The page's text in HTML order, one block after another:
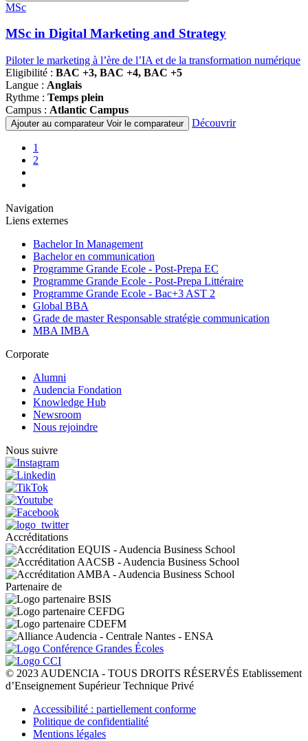
Famille
programmes
MSc
MSc in Digital Marketing and Strategy
Piloter le marketing à l’ère de l’IA et de la transformation numérique
Eligibilité : BAC +3, BAC +4, BAC +5
Langue : Anglais
Rythme : Temps plein
Campus : Atlantic Campus
Ajouter au comparateur Voir le comparateur Découvrir
Pagination
Page
courante
1
Page
2
Navigation
Liens externes
Bachelor In Management
Bachelor en communication
Programme Grande Ecole - Post-Prepa EC
Programme Grande Ecole - Post-Prepa Littéraire
Programme Grande Ecole - Bac+3 AST 2
Global BBA
Grade de master Responsable stratégie communication
MBA IMBA
Corporate
Alumni
Audencia Fondation
Knowledge Hub
Newsroom
Nous rejoindre
Nous suivre
Accréditations
Partenaire de
© 2023 AUDENCIA - TOUS DROITS RÉSERVÉS Etablissement
d’Enseignement Supérieur Technique Privé
Pied
page
Accessibilité : partiellement conforme
Politique de confidentialité
Mentions légales